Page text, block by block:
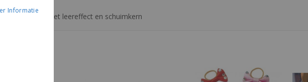
polyurethaan met leereffect en schuimkern
Informatie